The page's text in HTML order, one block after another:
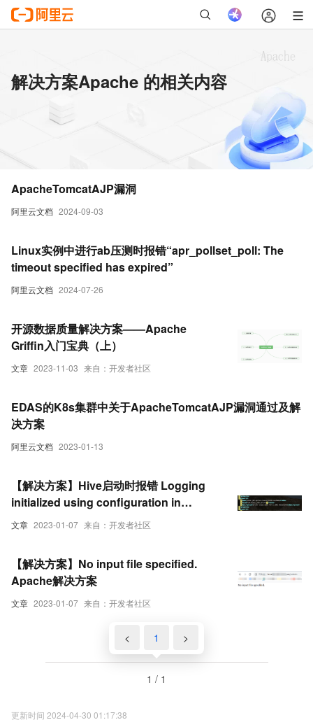
解决方案Apache 的相关内容
阿里云文档 2024-09-03
ApacheTomcatAJP漏洞
阿里云文档 2024-07-26
Linux实例中进行ab压测时报错“apr_pollset_poll: The
timeout specified has expired”
文章 2023-11-03 来自：开发者社区
开源数据质量解决方案——Apache
Griffin入门宝典（上）
阿里云文档 2023-01-13
EDAS的K8s集群中关于ApacheTomcatAJP漏洞通过及解
决方案
文章 2023-01-07 来自：开发者社区
【解决方案】Hive启动时报错 Logging
initialized using configuration in
jar:file:/usr/local/apache-hive-1.1.0-bin
文章 2023-01-07 来自：开发者社区
【解决方案】No input file specified.
Apache解决方案
< 1 >
1 / 1
更新时间 2024-04-30 01:17:38